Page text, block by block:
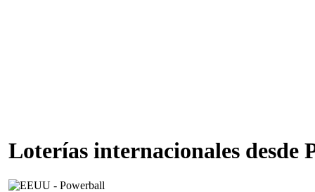
Loterías internacionales desde